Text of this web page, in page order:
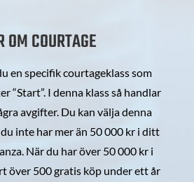
OM COURTAGE
en specifik courtageklass som
“Start”. I denna klass så handlar
avgifter. Du kan välja denna
inte har mer än 50 000 kr i ditt
När du har över 50 000 kr i
över 500 gratis köp under ett år